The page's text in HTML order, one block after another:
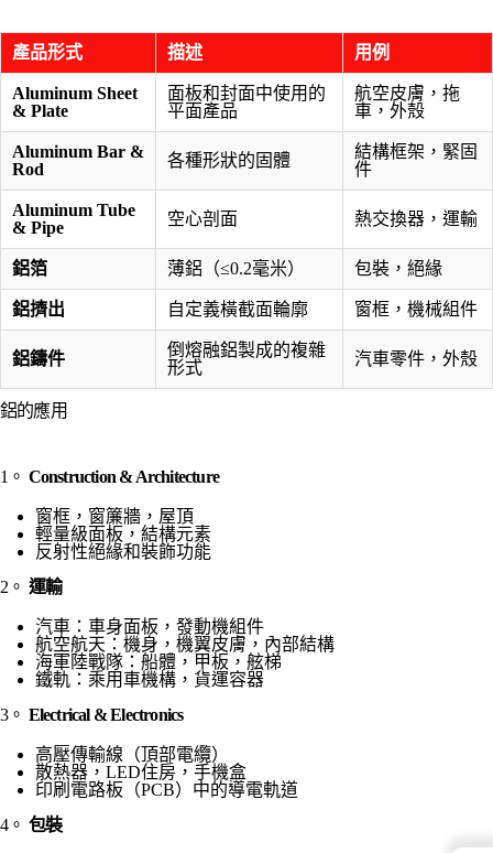
產品形式 描述 用例
Aluminum Sheet
& Plate
面板和封面中使用的
平面產品
航空皮膚，拖
車，外殼
Aluminum Bar &
Rod
各種形狀的固體
結構框架，緊固
件
Aluminum Tube
& Pipe
空心剖面 熱交換器，運輸
鋁箔 薄鋁（≤0.2毫米） 包裝，絕緣
鋁擠出 自定義橫截面輪廓 窗框，機械組件
鋁鑄件
倒熔融鋁製成的複雜
形式
汽車零件，外殼
鋁的應用
1。 Construction & Architecture
窗框，窗簾牆，屋頂
輕量級面板，結構元素
反射性絕緣和裝飾功能
2。 運輸
汽車：車身面板，發動機組件
航空航天：機身，機翼皮膚，內部結構
海軍陸戰隊：船體，甲板，舷梯
鐵軌：乘用車機構，貨運容器
3。 Electrical & Electronics
高壓傳輸線（頂部電纜）
散熱器，LED住房，手機盒
印刷電路板（PCB）中的導電軌道
4。 包裝